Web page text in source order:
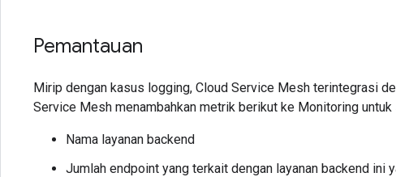
Pemantauan
Mirip dengan kasus logging, Cloud Service Mesh terintegrasi
Service Mesh menambahkan metrik berikut ke Monitoring untuk
Nama layanan backend
Jumlah endpoint yang terkait dengan layanan backend ini